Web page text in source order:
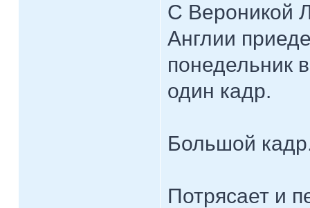
С Вероникой
Англии
понедельник
один кадр.
Большой
Потрясает и